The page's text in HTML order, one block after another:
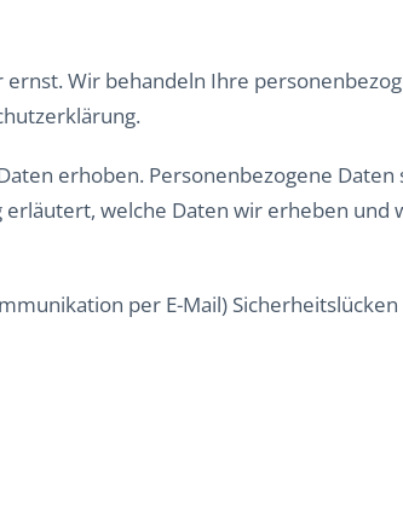
Wir behandeln Ihre
erhoben. Personenbezogene Daten
welche Daten wir erheben und
per E-Mail)